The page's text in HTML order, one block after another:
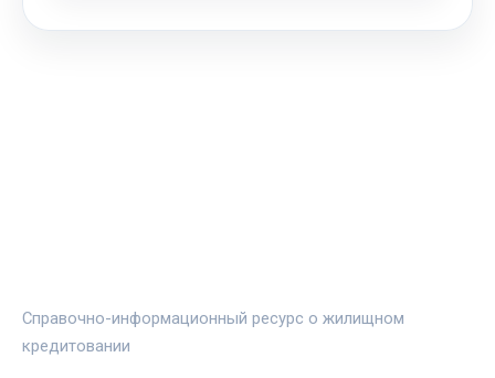
Справочно-информационный ресурс о жилищном
кредитовании